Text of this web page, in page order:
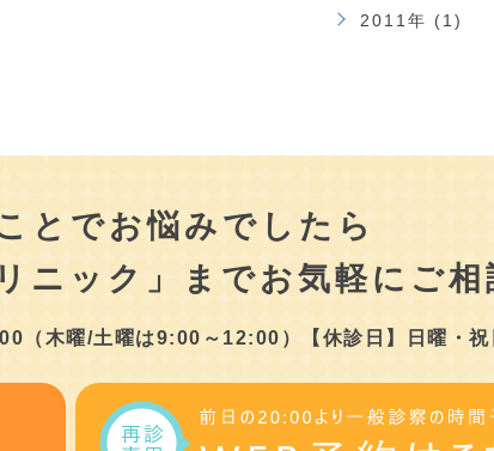
2011年 (1)
とでお悩みでしたら
ニック」までお気軽にご相
（木曜/土曜は9:00～12:00） 【休診日】日曜・祝